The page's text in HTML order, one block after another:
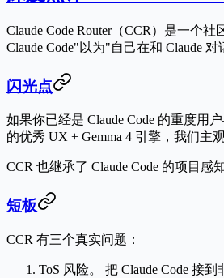
Claude Code Router（CCR）是一个
Claude Code"以为"自己在和 Claude
闪光点
如果你已经是 Claude Code 的重度
的优秀 UX + Gemma 4 引擎，我们主
CCR 也继承了 Claude Code 的项目感
短板
CCR 有三个真实问题：
ToS 风险。
把 Claude Code 接